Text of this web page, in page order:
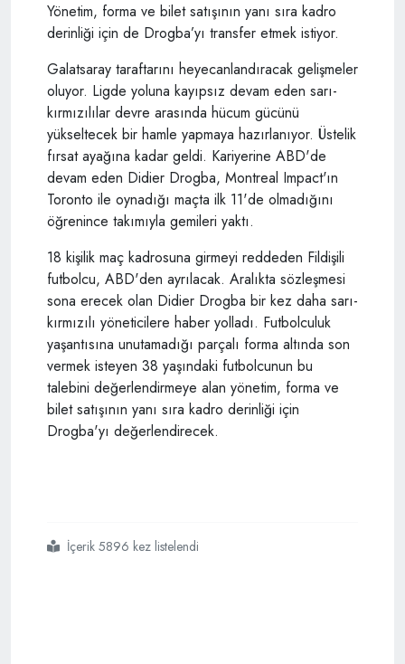
Yönetim, forma ve bilet satışının yanı sıra kadro
derinliği için de Drogba’yı transfer etmek istiyor.
Galatsaray taraftarını heyecanlandıracak gelişmeler
oluyor. Ligde yoluna kayıpsız devam eden sarı-
kırmızılılar devre arasında hücum gücünü
yükseltecek bir hamle yapmaya hazırlanıyor. Üstelik
fırsat ayağına kadar geldi. Kariyerine ABD'de
devam eden Didier Drogba, Montreal Impact'ın
Toronto ile oynadığı maçta ilk 11'de olmadığını
öğrenince takımıyla gemileri yaktı.
18 kişilik maç kadrosuna girmeyi reddeden Fildişili
futbolcu, ABD'den ayrılacak. Aralıkta sözleşmesi
sona erecek olan Didier Drogba bir kez daha sarı-
kırmızılı yöneticilere haber yolladı. Futbolculuk
yaşantısına unutamadığı parçalı forma altında son
vermek isteyen 38 yaşındaki futbolcunun bu
talebini değerlendirmeye alan yönetim, forma ve
bilet satışının yanı sıra kadro derinliği için
Drogba'yı değerlendirecek.
#drogba
#galatasaray
İçerik 5896 kez listelendi